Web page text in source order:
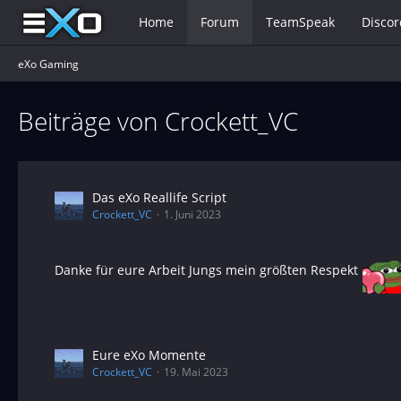
Home Forum TeamSpeak
eXo Gaming
Beiträge von Crockett_VC
Das eXo Reallife Script
Crockett_VC 1. Juni 2023
Danke für eure Arbeit Jungs mein größten Respekt
Eure eXo Momente
Crockett_VC 19. Mai 2023